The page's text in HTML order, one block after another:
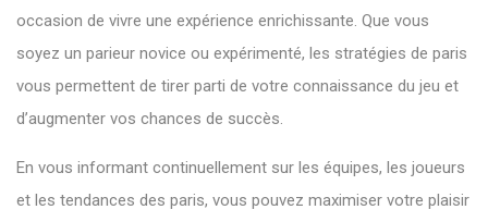
occasion de vivre une expérience enrichissante. Que vous
soyez un parieur novice ou expérimenté, les stratégies de paris
vous permettent de tirer parti de votre connaissance du jeu et
d’augmenter vos chances de succès.
En vous informant continuellement sur les équipes, les joueurs
et les tendances des paris, vous pouvez maximiser votre plaisir